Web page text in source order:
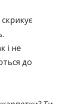
і не
до